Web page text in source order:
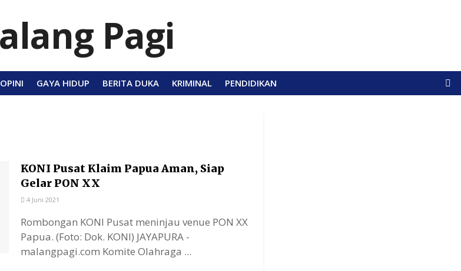
OPINI GAYA HIDUP BERITA DUKA KRIMINAL PENDIDIKAN
KONI Pusat Klaim Papua Aman, Siap
Gelar PON XX
4 Juni 2021
Rombongan KONI Pusat meninjau venue PON XX
Papua. (Foto: Dok. KONI) JAYAPURA -
malangpagi.com Komite Olahraga ...